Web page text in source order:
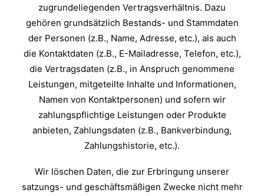
zugrundeliegenden Vertragsverhältnis. Dazu
gehören grundsätzlich Bestands- und Stammdaten
der Personen (z.B., Name, Adresse, etc.), als auch
die Kontaktdaten (z.B., E-Mailadresse, Telefon, etc.),
die Vertragsdaten (z.B., in Anspruch genommene
Leistungen, mitgeteilte Inhalte und Informationen,
Namen von Kontaktpersonen) und sofern wir
zahlungspflichtige Leistungen oder Produkte
anbieten, Zahlungsdaten (z.B., Bankverbindung,
Zahlungshistorie, etc.).
Wir löschen Daten, die zur Erbringung unserer
satzungs- und geschäftsmäßigen Zwecke nicht mehr